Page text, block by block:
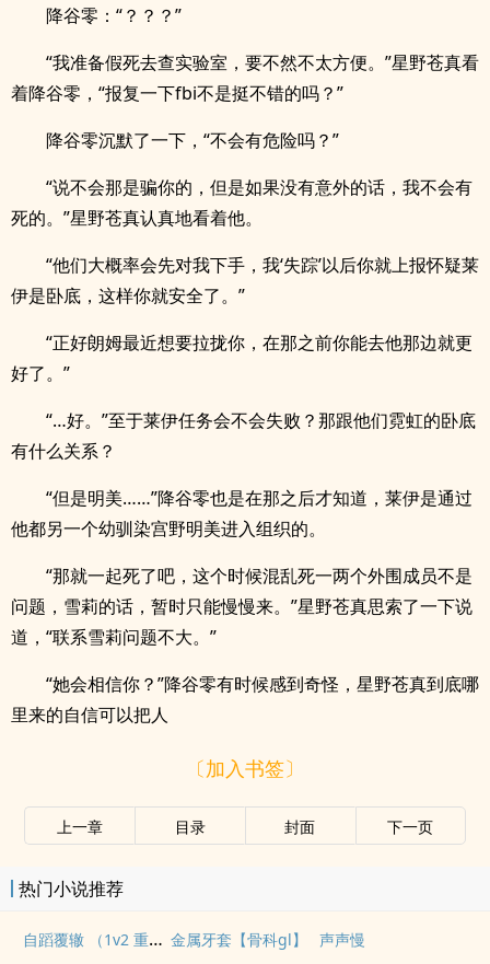
降谷零：“？？？”
“我准备假死去查实验室，要不然不太方便。”星野苍真看
着降谷零，“报复一下fbi不是挺不错的吗？”
降谷零沉默了一下，“不会有危险吗？”
“说不会那是骗你的，但是如果没有意外的话，我不会有
死的。”星野苍真认真地看着他。
“他们大概率会先对我下手，我‘失踪’以后你就上报怀疑莱
伊是卧底，这样你就安全了。”
“正好朗姆最近想要拉拢你，在那之前你能去他那边就更
好了。”
“…好。”至于莱伊任务会不会失败？那跟他们霓虹的卧底
有什么关系？
“但是明美……”降谷零也是在那之后才知道，莱伊是通过
他都另一个幼驯染宫野明美进入组织的。
“那就一起死了吧，这个时候混乱死一两个外围成员不是
问题，雪莉的话，暂时只能慢慢来。”星野苍真思索了一下说
道，“联系雪莉问题不大。”
“她会相信你？”降谷零有时候感到奇怪，星野苍真到底哪
里来的自信可以把人
〔加入书签〕
上一章 目录 封面 下一页
热门小说推荐
自蹈覆辙 （1v2 重生） 金属牙套【骨科gl】 声声慢